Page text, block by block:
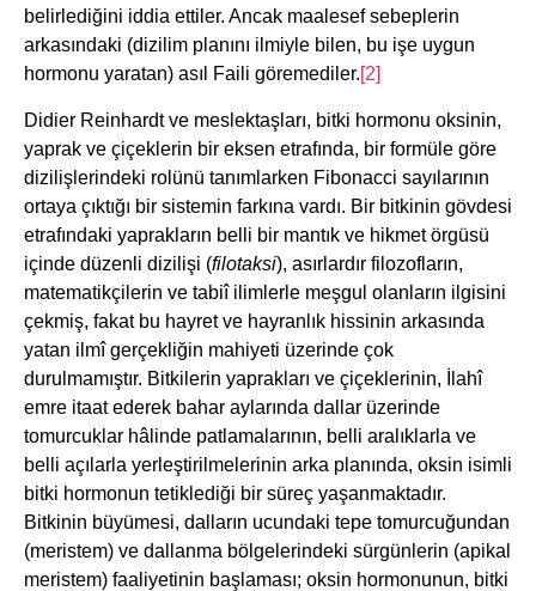
belirlediğini iddia ettiler. Ancak maalesef sebeplerin
arkasındaki (dizilim planını ilmiyle bilen, bu işe uygun
hormonu yaratan) asıl Faili göremediler.[2]
Didier Reinhardt ve meslektaşları, bitki hormonu oksinin,
yaprak ve çiçeklerin bir eksen etrafında, bir formüle göre
dizilişlerindeki rolünü tanımlarken Fibonacci sayılarının
ortaya çıktığı bir sistemin farkına vardı. Bir bitkinin gövdesi
etrafındaki yaprakların belli bir mantık ve hikmet örgüsü
içinde düzenli dizilişi (filotaksi), asırlardır filozofların,
matematikçilerin ve tabiî ilimlerle meşgul olanların ilgisini
çekmiş, fakat bu hayret ve hayranlık hissinin arkasında
yatan ilmî gerçekliğin mahiyeti üzerinde çok
durulmamıştır. Bitkilerin yaprakları ve çiçeklerinin, İlahî
emre itaat ederek bahar aylarında dallar üzerinde
tomurcuklar hâlinde patlamalarının, belli aralıklarla ve
belli açılarla yerleştirilmelerinin arka planında, oksin isimli
bitki hormonun tetiklediği bir süreç yaşanmaktadır.
Bitkinin büyümesi, dalların ucundaki tepe tomurcuğundan
(meristem) ve dallanma bölgelerindeki sürgünlerin (apikal
meristem) faaliyetinin başlaması; oksin hormonunun, bitki